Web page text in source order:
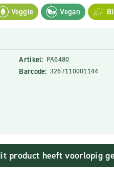
Veggie Vegan
Artikel: PA6480
Barcode: 3267110001144
product heeft voorlopig